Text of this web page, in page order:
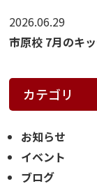
2026.06.29
市原校 7月のキ
カテゴリ
お知らせ
イベント
ブログ